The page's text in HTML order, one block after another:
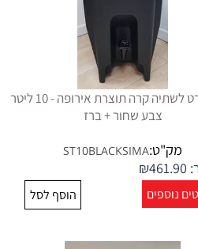
טרמופורט לשתיה קרה תוצרת אירופה - 10 ליטר
צבע שחור + ברז
מק"ט:ST10BLACKSIMA
₪461.90
נוספים הוסף לסל